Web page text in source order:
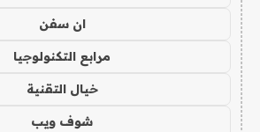
ان سفن
مرابع التكنولوجيا
خيال التقنية
شوف ويب